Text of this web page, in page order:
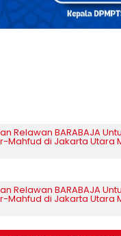
Relawan BARABAJA
Mahfud di Jakarta Utara
Relawan BARABAJA
Mahfud di Jakarta Utara